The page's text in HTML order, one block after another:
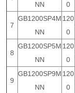
NN
0
7
GB1200SP4M
NN
120
0
8
GB1200SP5M
NN
120
0
9
GB1200SP9M
NN
120
0